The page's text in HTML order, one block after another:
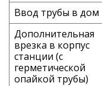
Ввод трубы в дом
Дополнительная
врезка в корпус
станции (с
герметической
опайкой трубы)